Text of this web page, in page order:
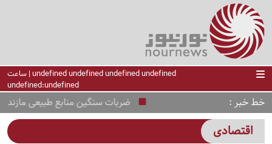
undefined undefined undefined undefined | ساعت
undefined:undefined
خط خبر ضربات سنگین منابع طبیعی مازندران
اقتصادی